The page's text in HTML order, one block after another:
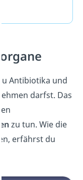
Antibiotika und
darfst. Das
zu tun. Wie die
erfährst du